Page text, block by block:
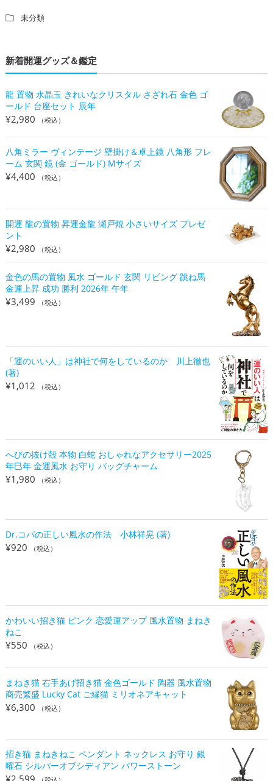
未分類
新着開運グッズ＆鑑定
龍 置物 水晶玉 きれいなクリスタル さざれ石 金色 ゴ
ールド 台座セット 辰年
¥2,980 （税込）
八角ミラー ヴィンテージ 壁掛け＆卓上鏡 八角形 フレ
ーム 玄関 鏡 (金 ゴールド) Mサイズ
¥4,400 （税込）
開運 龍の置物 昇運金龍 瀬戸焼 小さいサイズ プレゼ
ント
¥2,980 （税込）
金色の馬の置物 風水 ゴールド 玄関 リビング 跳ね馬
金運上昇 成功 勝利 2026年 午年
¥3,499 （税込）
「運のいい人」は神社で何をしているのか 川上徹也
(著)
¥1,012 （税込）
へびの抜け殻 本物 白蛇 おしゃれなアクセサリー2025
年巳年 金運風水 お守り バッグチャーム
¥1,980 （税込）
Dr.コパの正しい風水の作法 小林祥晃 (著)
¥920 （税込）
かわいい招き猫 ピンク 恋愛運アップ 風水置物 まねき
ねこ
¥550 （税込）
まねき猫 右手あげ招き猫 金色ゴールド 陶器 風水置物
商売繁盛 Lucky Cat ご縁猫 ミリオネアキャット
¥6,300 （税込）
招き猫 まねきねこ ペンダント ネックレス お守り 銀
曜石 シルバーオブシディアン パワーストーン